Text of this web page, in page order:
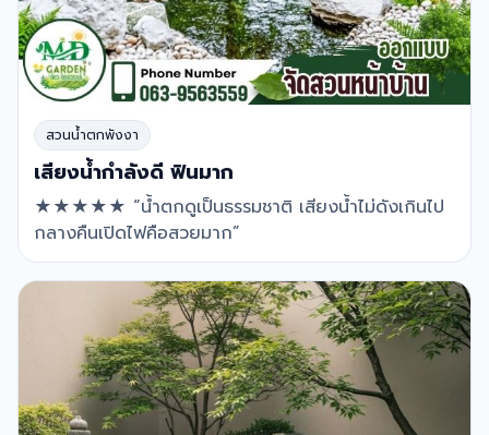
สวนน้ำตกพังงา
เสียงน้ำกำลังดี ฟินมาก
★★★★★ “น้ำตกดูเป็นธรรมชาติ เสียงน้ำไม่ดังเกินไป
กลางคืนเปิดไฟคือสวยมาก”